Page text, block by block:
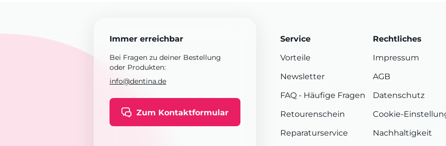
Immer erreichbar
Bei Fragen zu deiner Bestellung
oder Produkten:
info@dentina.de
Zum Kontaktformular
Service
Vorteile
Newsletter
FAQ - Häufige Fragen
Retourenschein
Reparaturservice
Rechtliches
Impressum
AGB
Datenschutz
Cookie-
Nachhaltigkeit